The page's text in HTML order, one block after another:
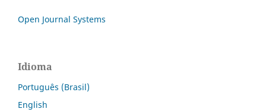
Open Journal Systems
Idioma
Português (Brasil)
English